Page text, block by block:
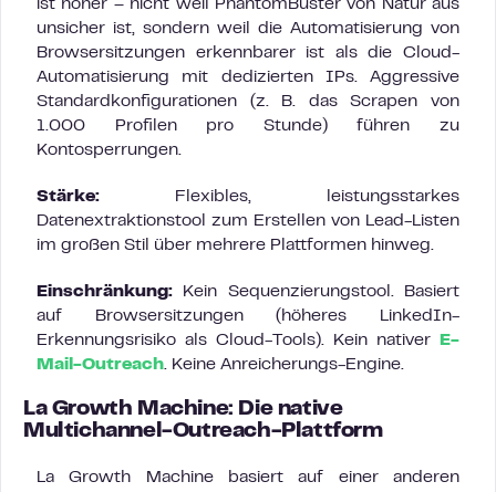
ist höher – nicht weil PhantomBuster von Natur aus
unsicher ist, sondern weil die Automatisierung von
Browsersitzungen erkennbarer ist als die Cloud-
Automatisierung mit dedizierten IPs. Aggressive
Standardkonfigurationen (z. B. das Scrapen von
1.000 Profilen pro Stunde) führen zu
Kontosperrungen.
Stärke: Flexibles, leistungsstarkes
Datenextraktionstool zum Erstellen von Lead-Listen
im großen Stil über mehrere Plattformen hinweg.
Einschränkung: Kein Sequenzierungstool. Basiert
auf Browsersitzungen (höheres LinkedIn-
Erkennungsrisiko als Cloud-Tools). Kein nativer
E-
Mail-Outreach. Keine Anreicherungs-Engine.
La Growth Machine: Die native
Multichannel-Outreach-Plattform
La Growth Machine basiert auf einer anderen